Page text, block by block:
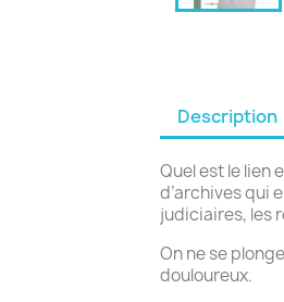
Description
Quel est le lien
d’archives qui
judiciaires, les
On ne se
douloureux.